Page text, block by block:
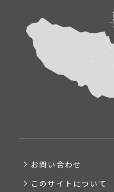
お問い合わせ
このサイトについて